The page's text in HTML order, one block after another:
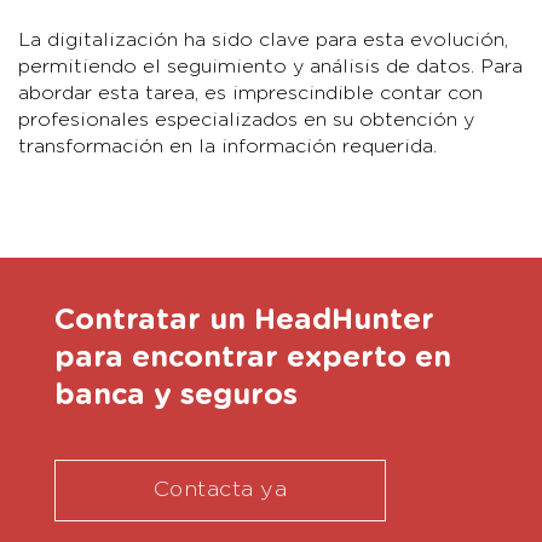
La digitalización ha sido clave para esta evolución,
permitiendo el seguimiento y análisis de datos. Para
abordar esta tarea, es imprescindible contar con
profesionales especializados en su obtención y
transformación en la información requerida.
Contratar un HeadHunter
para encontrar experto en
banca y seguros
Contacta ya